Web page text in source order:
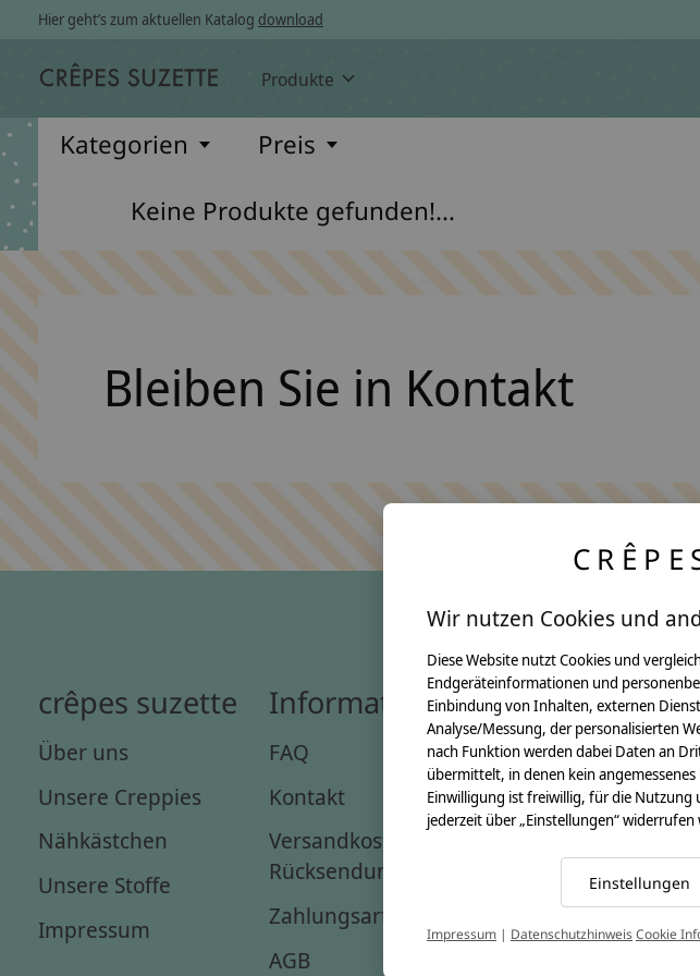
Hier geht’s zum aktuellen Katalog download
Produkte
Kategorien Preis
Keine Produkte gefunden!...
Bleiben Sie in Kontakt
crêpes suzette
Über uns
Unsere Creppies
Nähkästchen
Unsere Stoffe
Impressum
Informationen
FAQ
Kontakt
Versandkosten &
Rücksendungen
Zahlungsarten
AGB
Anleitungen
Video Nähset
Anleitung MOMA
Schultüte
Leseknochen
Schnittmuster
Wir nutzen Cookies und
Diese Website nutzt Cookies und
Endgeräteinformationen und
Einbindung von Inhalten, externen
Analyse/Messung, der personalisierten
nach Funktion werden dabei Daten an
übermittelt, in denen kein
Einwilligung ist freiwillig, für die
jederzeit über „Einstellungen“ widerrufen
Einstellungen
Impressum | DatenschutzhinweisCookie